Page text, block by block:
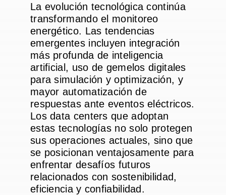
La evolución tecnológica continúa
transformando el monitoreo
energético. Las tendencias
emergentes incluyen integración
más profunda de inteligencia
artificial, uso de gemelos digitales
para simulación y optimización, y
mayor automatización de
respuestas ante eventos eléctricos.
Los data centers que adoptan
estas tecnologías no solo protegen
sus operaciones actuales, sino que
se posicionan ventajosamente para
enfrentar desafíos futuros
relacionados con sostenibilidad,
eficiencia y confiabilidad.